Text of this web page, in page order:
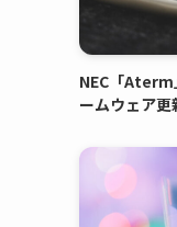
NEC「Aterm
ームウェア